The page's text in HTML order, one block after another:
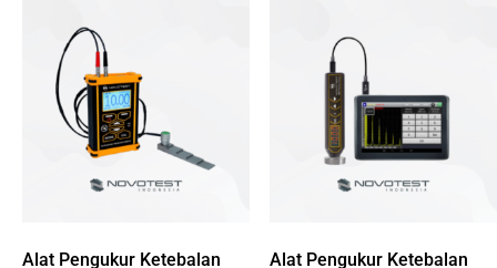
Alat Pengukur Ketebalan
Alat Pengukur Ketebalan